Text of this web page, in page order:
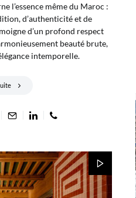
l’essence même du Maroc :
d’authenticité et de
d’un profond respect
beauté brute,
intemporelle.